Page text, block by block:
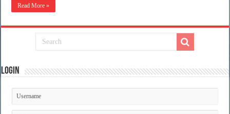
1080P]
Days
ไม่มี
ฉัน
ไม่มี
DTS
Read More »
Login